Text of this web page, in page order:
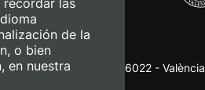
Camino de Vera, s/n. 46022 - València
recordar las
de la
o bien
en nuestra